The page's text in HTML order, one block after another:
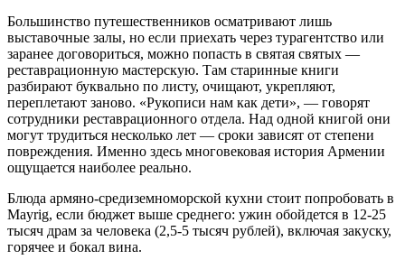
Большинство путешественников осматривают лишь
выставочные залы, но если приехать через турагентство или
заранее договориться, можно попасть в святая святых —
реставрационную мастерскую. Там старинные книги
разбирают буквально по листу, очищают, укрепляют,
переплетают заново. «Рукописи нам как дети», — говорят
сотрудники реставрационного отдела. Над одной книгой они
могут трудиться несколько лет — сроки зависят от степени
повреждения. Именно здесь многовековая история Армении
ощущается наиболее реально.
Блюда армяно-средиземноморской кухни стоит попробовать в
Mayrig, если бюджет выше среднего: ужин обойдется в 12-25
тысяч драм за человека (2,5-5 тысяч рублей), включая закуску,
горячее и бокал вина.